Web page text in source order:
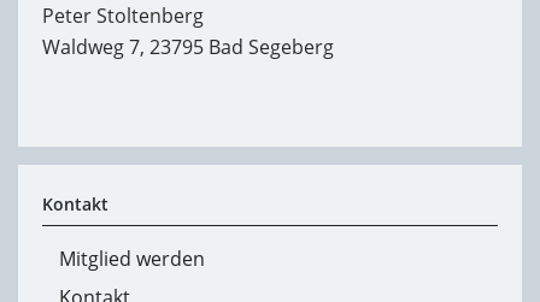
Peter Stoltenberg
Waldweg 7, 23795 Bad Segeberg
Kontakt
Mitglied werden